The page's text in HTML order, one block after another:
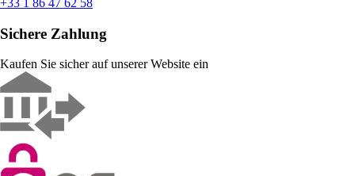
Sichere Zahlung
Kaufen Sie sicher auf unserer Website ein